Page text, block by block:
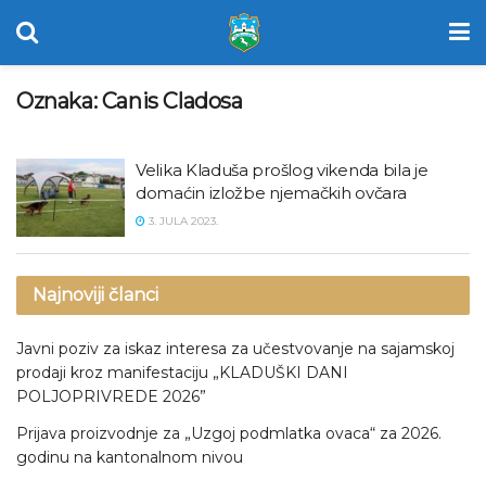
Oznaka:Canis Cladosa
Velika Kladuša prošlog vikenda bila je
domaćin izložbe njemačkih ovčara
3. JULA 2023.
Najnoviji članci
Javni poziv za iskaz interesa za učestvovanje na sajamskoj
prodaji kroz manifestaciju „KLADUŠKI DANI
POLJOPRIVREDE 2026”
Prijava proizvodnje za „Uzgoj podmlatka ovaca“ za 2026.
godinu na kantonalnom nivou